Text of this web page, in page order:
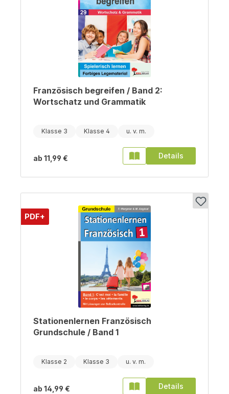
Französisch begreifen / Band 2:
Wortschatz und Grammatik
Klasse 3 Klasse 4
ab 11,99 € Details
PDF+
Stationenlernen Französisch
Grundschule / Band 1
Klasse 2 Klasse 3
ab 14,99 € Details